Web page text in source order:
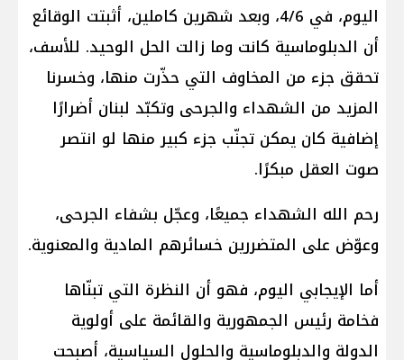
اليوم، في 4/6، وبعد شهرين كاملين، أثبتت الوقائع
أن الدبلوماسية كانت وما زالت الحل الوحيد. للأسف،
تحقق جزء من المخاوف التي حذّرت منها، وخسرنا
المزيد من الشهداء والجرحى وتكبّد لبنان أضرارًا
إضافية كان يمكن تجنّب جزء كبير منها لو انتصر
صوت العقل مبكرًا.
رحم الله الشهداء جميعًا، وعجّل بشفاء الجرحى،
وعوّض على المتضررين خسائرهم المادية والمعنوية.
أما الإيجابي اليوم، فهو أن النظرة التي تبنّاها
فخامة رئيس الجمهورية والقائمة على أولوية
الدولة والدبلوماسية والحلول السياسية، أصبحت